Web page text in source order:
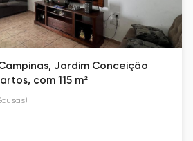
Jardim Conceição
com 115 m²